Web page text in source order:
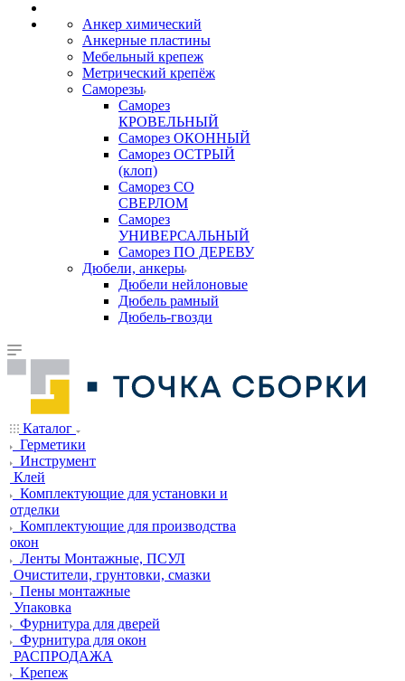
Анкер химический
Анкерные пластины
Мебельный крепеж
Метрический крепёж
Саморезы
Саморез
КРОВЕЛЬНЫЙ
Саморез ОКОННЫЙ
Саморез ОСТРЫЙ
(клоп)
Саморез СО
СВЕРЛОМ
Саморез
УНИВЕРСАЛЬНЫЙ
Саморез ПО ДЕРЕВУ
Дюбели, анкеры
Дюбели нейлоновые
Дюбель рамный
Дюбель-гвозди
Каталог
Герметики
Инструмент
Клей
Комплектующие для установки и
отделки
Комплектующие для производства
окон
Ленты Монтажные, ПСУЛ
Очистители, грунтовки, смазки
Пены монтажные
Упаковка
Фурнитура для дверей
Фурнитура для окон
РАСПРОДАЖА
Крепеж